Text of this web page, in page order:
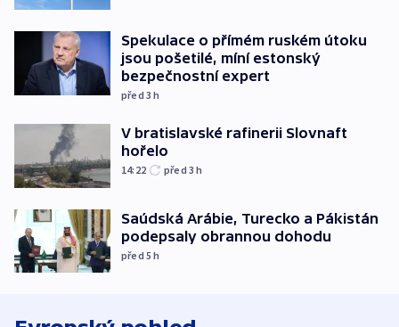
Spekulace o přímém ruském útoku
jsou pošetilé, míní estonský
bezpečnostní expert
před 3h
V bratislavské rafinerii Slovnaft
hořelo
14:22 před 3h
Saúdská Arábie, Turecko a Pákistán
podepsaly obrannou dohodu
před 5h